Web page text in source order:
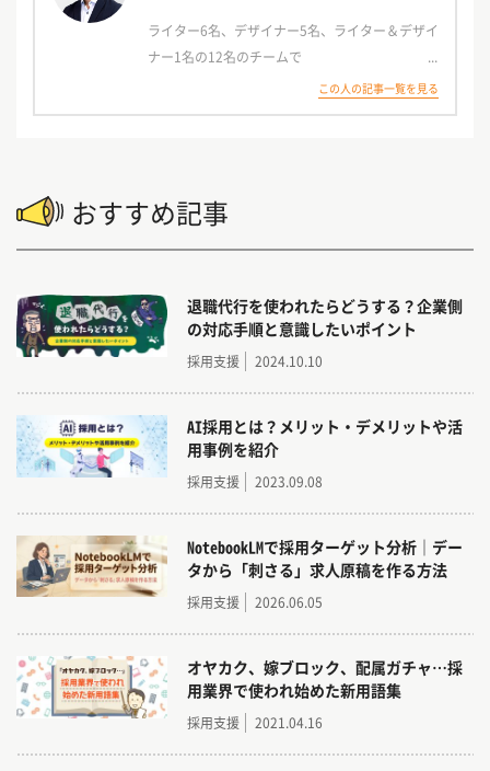
この人の記事一覧を見る
ライター6名、デザイナー5名、ライター＆デザイ
ナー1名の12名のチームで
ざまなご要望に対応可能！
また求人原稿だけでなく、応募の受け皿となる採
用LPやSNSのアイコンやチラシなども作ります。
お客様をよく理解している営業と連携し、会社の
魅力を形にして届けます！
おすすめ記事
退職代行を使われたらどうする？企業側
の対応手順と意識したいポイント
採用支援 2024.10.10
AI採用とは？メリット・デメリットや活
用事例を紹介
採用支援 2023.09.08
NotebookLMで採用ターゲット分析｜デー
タから「刺さる」求人原稿を作る方法
採用支援 2026.06.05
オヤカク、嫁ブロック、配属ガチャ…採
用業界で使われ始めた新用語集
採用支援 2021.04.16